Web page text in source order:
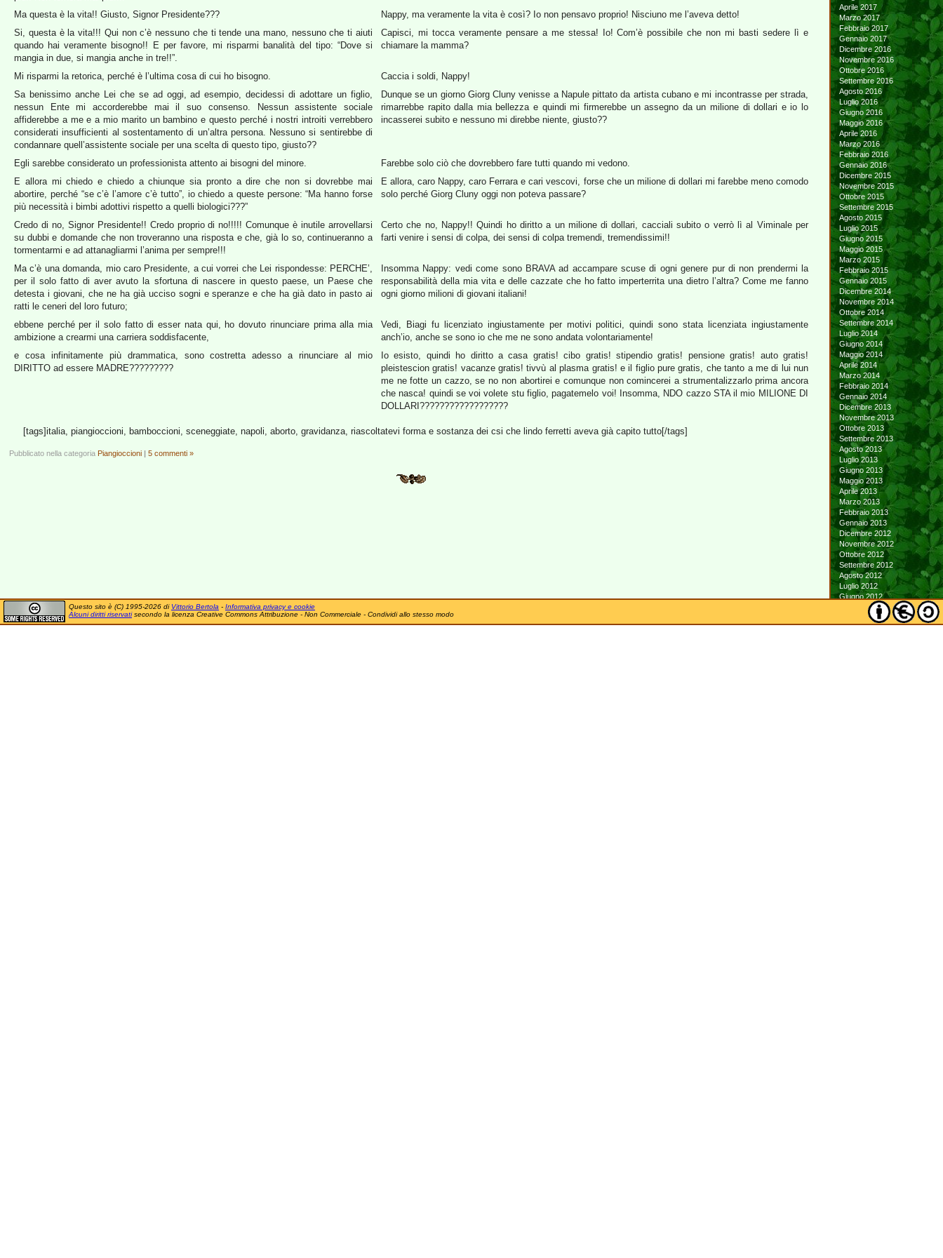
Ma questa è la vita!! Giusto, Signor Presidente???
Nappy, ma veramente la vita è così? Io non pensavo proprio! Nisciuno me l’aveva detto!
Si, questa è la vita!!! Qui non c’è nessuno che ti tende una mano, nessuno che ti aiuti
quando hai veramente bisogno!! E per favore, mi risparmi banalità del tipo: “Dove si
mangia in due, si mangia anche in tre!!”.
Capisci, mi tocca veramente pensare a me stessa! Io! Com’è possibile che non mi basti sedere lì e
chiamare la mamma?
Mi risparmi la retorica, perché è l’ultima cosa di cui ho bisogno.
Caccia i soldi, Nappy!
Sa benissimo anche Lei che se ad oggi, ad esempio, decidessi di adottare un figlio,
nessun Ente mi accorderebbe mai il suo consenso. Nessun assistente sociale
affiderebbe a me e a mio marito un bambino e questo perché i nostri introiti verrebbero
considerati insufficienti al sostentamento di un’altra persona. Nessuno si sentirebbe di
condannare quell’assistente sociale per una scelta di questo tipo, giusto??
Dunque se un giorno Giorg Cluny venisse a Napule pittato da artista cubano e mi incontrasse per strada,
rimarrebbe rapito dalla mia bellezza e quindi mi firmerebbe un assegno da un milione di dollari e io lo
incasserei subito e nessuno mi direbbe niente, giusto??
Egli sarebbe considerato un professionista attento ai bisogni del minore.
Farebbe solo ciò che dovrebbero fare tutti quando mi vedono.
E allora mi chiedo e chiedo a chiunque sia pronto a dire che non si dovrebbe mai
abortire, perché “se c’è l’amore c’è tutto”, io chiedo a queste persone: “Ma hanno forse
più necessità i bimbi adottivi rispetto a quelli biologici???”
E allora, caro Nappy, caro Ferrara e cari vescovi, forse che un milione di dollari mi farebbe meno comodo
solo perché Giorg Cluny oggi non poteva passare?
Credo di no, Signor Presidente!! Credo proprio di no!!!!! Comunque è inutile arrovellarsi
su dubbi e domande che non troveranno una risposta e che, già lo so, continueranno a
tormentarmi e ad attanagliarmi l’anima per sempre!!!
Certo che no, Nappy!! Quindi ho diritto a un milione di dollari, cacciali subito o verrò lì al Viminale per
farti venire i sensi di colpa, dei sensi di colpa tremendi, tremendissimi!!
Ma c’è una domanda, mio caro Presidente, a cui vorrei che Lei rispondesse: PERCHE’,
per il solo fatto di aver avuto la sfortuna di nascere in questo paese, un Paese che
detesta i giovani, che ne ha già ucciso sogni e speranze e che ha già dato in pasto ai
ratti le ceneri del loro futuro;
Insomma Nappy: vedi come sono BRAVA ad accampare scuse di ogni genere pur di non prendermi la
responsabilità della mia vita e delle cazzate che ho fatto imperterrita una dietro l’altra? Come me fanno
ogni giorno milioni di giovani italiani!
ebbene perché per il solo fatto di esser nata qui, ho dovuto rinunciare prima alla mia
ambizione a crearmi una carriera soddisfacente,
Vedi, Biagi fu licenziato ingiustamente per motivi politici, quindi sono stata licenziata ingiustamente
anch’io, anche se sono io che me ne sono andata volontariamente!
e cosa infinitamente più drammatica, sono costretta adesso a rinunciare al mio
DIRITTO ad essere MADRE?????????
Io esisto, quindi ho diritto a casa gratis! cibo gratis! stipendio gratis! pensione gratis! auto gratis!
pleistescion gratis! vacanze gratis! tivvù al plasma gratis! e il figlio pure gratis, che tanto a me di lui nun
me ne fotte un cazzo, se no non abortirei e comunque non comincerei a strumentalizzarlo prima ancora
che nasca! quindi se voi volete stu figlio, pagatemelo voi! Insomma, NDO cazzo STA il mio MILIONE DI
DOLLARI??????????????????
[tags]italia, piangioccioni, bamboccioni, sceneggiate, napoli, aborto, gravidanza, riascoltatevi forma e sostanza dei csi che lindo ferretti aveva già capito tutto[/tags]
Pubblicato nella categoria Piangioccioni | 5 commenti »
Aprile 2017
Marzo 2017
Febbraio 2017
Gennaio 2017
Dicembre 2016
Novembre 2016
Ottobre 2016
Settembre 2016
Agosto 2016
Luglio 2016
Giugno 2016
Maggio 2016
Aprile 2016
Marzo 2016
Febbraio 2016
Gennaio 2016
Dicembre 2015
Novembre 2015
Ottobre 2015
Settembre 2015
Agosto 2015
Luglio 2015
Giugno 2015
Maggio 2015
Marzo 2015
Febbraio 2015
Gennaio 2015
Dicembre 2014
Novembre 2014
Ottobre 2014
Settembre 2014
Luglio 2014
Giugno 2014
Maggio 2014
Aprile 2014
Marzo 2014
Febbraio 2014
Gennaio 2014
Dicembre 2013
Novembre 2013
Ottobre 2013
Settembre 2013
Agosto 2013
Luglio 2013
Giugno 2013
Maggio 2013
Aprile 2013
Marzo 2013
Febbraio 2013
Gennaio 2013
Dicembre 2012
Novembre 2012
Ottobre 2012
Settembre 2012
Agosto 2012
Luglio 2012
Giugno 2012
Maggio 2012
Aprile 2012
Marzo 2012
Questo sito è (C) 1995-2026 di Vittorio Bertola - Informativa privacy e cookie
Alcuni diritti riservatisecondo la licenza Creative Commons Attribuzione - Non Commerciale - Condividi allo stesso modo